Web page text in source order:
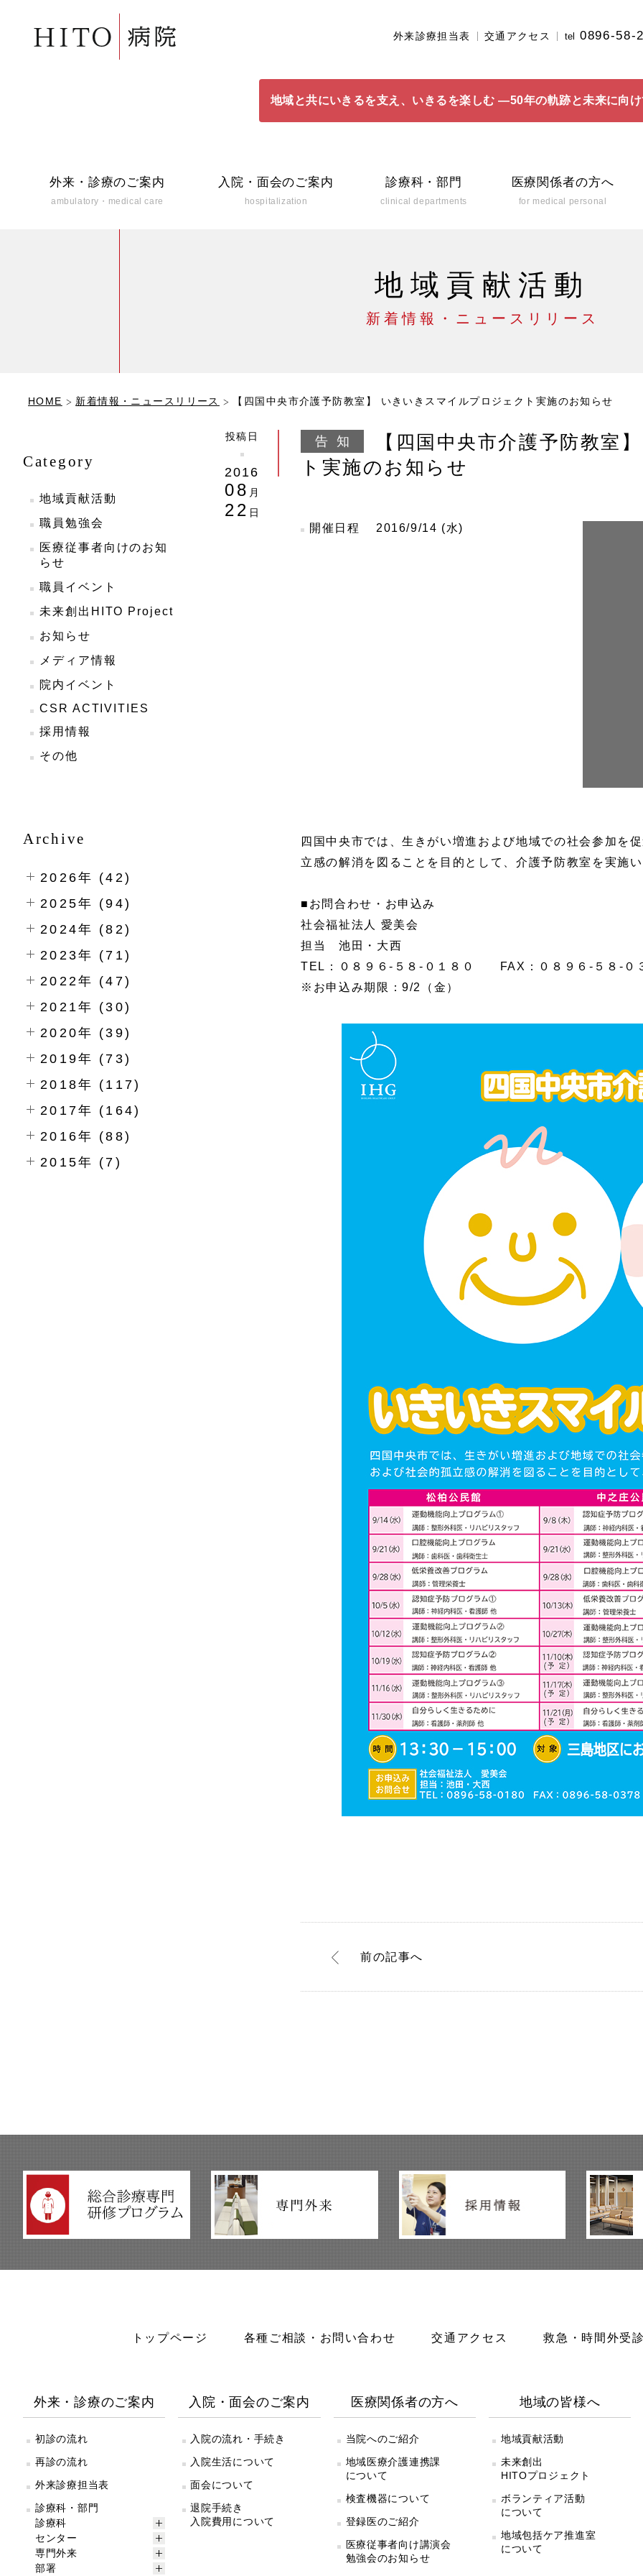
外来診療担当表 交通アクセス tel 0896-58-
地域と共にいきるを支え、いきるを楽しむ ―50年の軌跡と未来に向
外来・診療のご案内
ambulatory・medical care
入院・面会のご案内
hospitalization
診療科・部門
clinical departments
医療関係者の方へ
for medical personal
地域貢献活動
新着情報・ニュースリリース
HOME 新着情報・ニュースリリース 【四国中央市介護予防教室】 いきいきスマイルプロジェクト実施のお知らせ
Category
地域貢献活動
職員勉強会
医療従事者向けのお知
らせ
職員イベント
未来創出HITO Project
お知らせ
メディア情報
院内イベント
CSR ACTIVITIES
採用情報
その他
Archive
2026年 (42)
2025年 (94)
2024年 (82)
2023年 (71)
2022年 (47)
2021年 (30)
2020年 (39)
2019年 (73)
2018年 (117)
2017年 (164)
2016年 (88)
2015年 (7)
投稿日
2016
08 月
22 日
告知
【四国中央市介護予防教室
ト実施のお知らせ
開催 日程 2016/9/14 (水)
四国中央市では、生きがい増進および地域での社会参加を
立感の解消を図ることを目的として、介護予防教室を実施
■お問合わせ・お申込み
社会福祉法人 愛美会
担当 池田・大西
TEL：０８９６-５８-０１８０ FAX：０８９６-５８-０
※お申込み期限：9/2（金）
前の記事へ
トップページ 各種ご相談・お問い合わせ 交通アクセス 救急・時間外受
外来・診療のご案内
初診の流れ
再診の流れ
外来診療担当表
診療科・部門
診療科
センター
専門外来
部署
入院・面会のご案内
入院の流れ・手続き
入院生活について
面会について
退院手続き
入院費用について
医療関係者の方へ
当院へのご紹介
地域医療介護連携課
について
検査機器について
登録医のご紹介
医療従事者向け講演会
勉強会のお知らせ
地域の皆様へ
地域貢献活動
未来創出
HITOプロジェクト
ボランティア活動
について
地域包括ケア推進室
について